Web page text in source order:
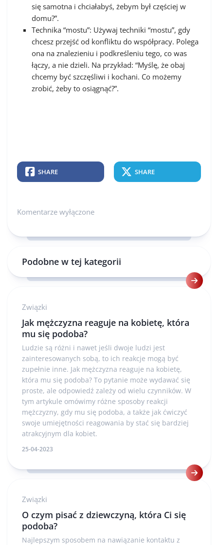
się samotna i chciałabyś, żebym był częściej w
domu?”.
Technika “mostu”: Używaj techniki “mostu”, gdy
chcesz przejść od konfliktu do współpracy. Polega
ona na znalezieniu i podkreśleniu tego, co was
łączy, a nie dzieli. Na przykład: “Myślę, że obaj
chcemy być szczęśliwi i kochani. Co możemy
zrobić, żeby to osiągnąć?”.
SHARE SHARE
Komentarze wyłączone
Podobne w tej kategorii
Związki
Jak mężczyzna reaguje na kobietę, która
mu się podoba?
Ludzie są różni i nawet jeśli dwoje ludzi jest
zainteresowanych sobą, to ich reakcje mogą być
zupełnie inne. Jak mężczyzna reaguje na kobietę,
która mu się podoba? To pytanie może wydawać się
proste, ale odpowiedź zależy od wielu czynników. W
tym artykule omówimy różne sposoby reakcji
mężczyzny, gdy mu się podoba, a także jak ćwiczyć
swoje umiejętności reagowania by stać się bardziej
atrakcyjnym dla kobiet.
25-04-2023
Związki
O czym pisać z dziewczyną, która Ci się
podoba?
Najlepszym sposobem na nawiązanie kontaktu z